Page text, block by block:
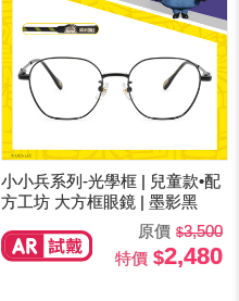
小小兵系列-光學框 | 兒童款•配
方工坊 大方框眼鏡 | 墨影黑
原價
3,500
特價
2,480